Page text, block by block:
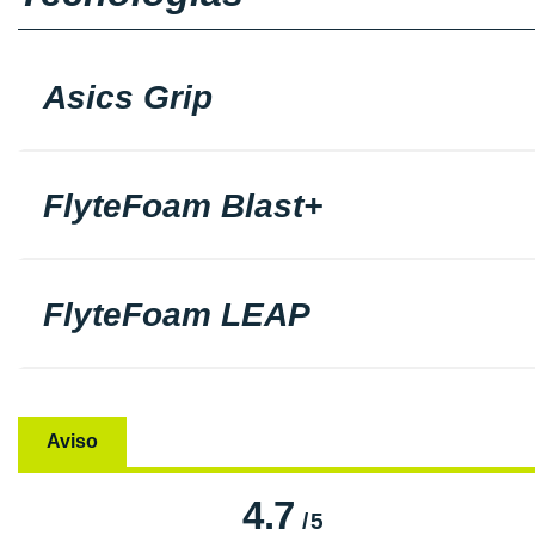
Asics Grip
FlyteFoam Blast+
FlyteFoam LEAP
Aviso
4.7/5